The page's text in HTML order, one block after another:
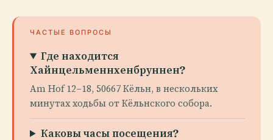
ЧАСТЫЕ ВОПРОСЫ
Где находится
Хайнцельменнхенбруннен?
Am Hof 12–18, 50667 Кёльн, в нескольких
минутах ходьбы от Кёльнского собора.
Каковы часы посещения?